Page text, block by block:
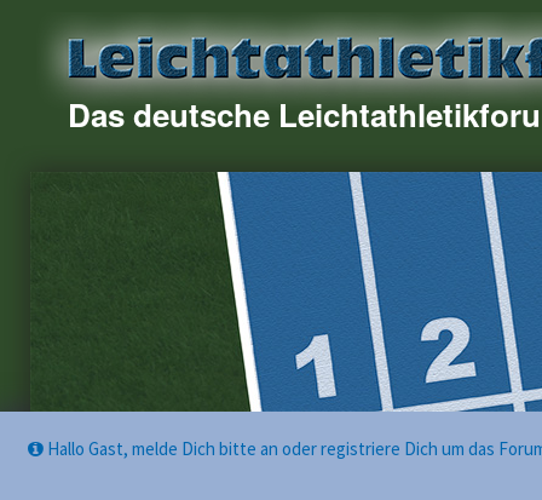
Das deutsche
Hallo Gast, melde Dich bitte an oder registriere Dich um das